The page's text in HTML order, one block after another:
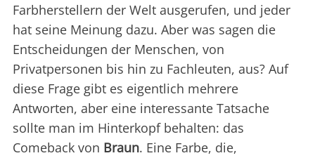
Farbherstellern der Welt ausgerufen, und jeder
hat seine Meinung dazu. Aber was sagen die
Entscheidungen der Menschen, von
Privatpersonen bis hin zu Fachleuten, aus? Auf
diese Frage gibt es eigentlich mehrere
Antworten, aber eine interessante Tatsache
sollte man im Hinterkopf behalten: das
Comeback von Braun. Eine Farbe, die,